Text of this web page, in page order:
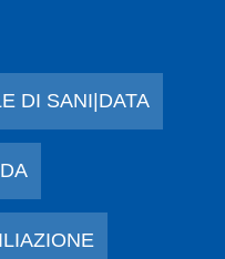
DI SANI|DATA